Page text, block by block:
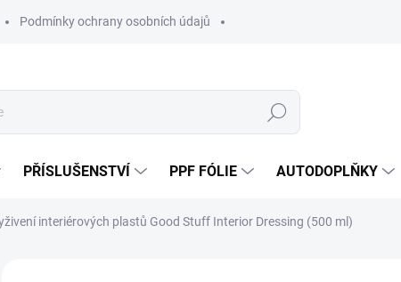
Podmínky ochrany osobních údajů
Hledat
PŘÍSLUŠENSTVÍ PPF FÓLIE AUTODOPLŇKY
interiérových plastů Good Stuff Interior Dressing (500 ml)